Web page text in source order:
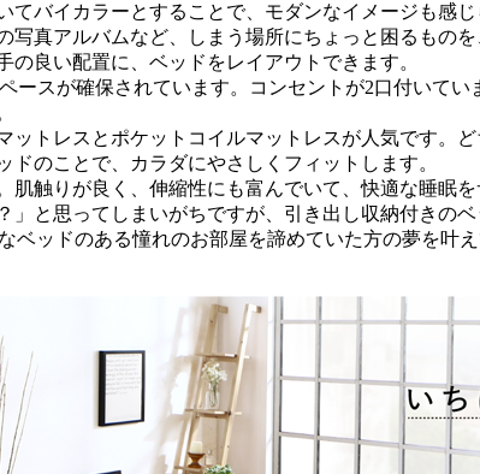
バイカラーとすることで、モダンなイメージも感じ
写真アルバムなど、しまう場所にちょっと困るもの
良い配置に、ベッドをレイアウトできます。
ースが確保されています。コンセントが2口付いて
ットレスとポケットコイルマットレスが人気です。
のことで、カラダにやさしくフィットします。
触りが良く、伸縮性にも富んでいて、快適な睡眠を
」と思ってしまいがちですが、引き出し収納付きの
ッドのある憧れのお部屋を諦めていた方の夢を叶え